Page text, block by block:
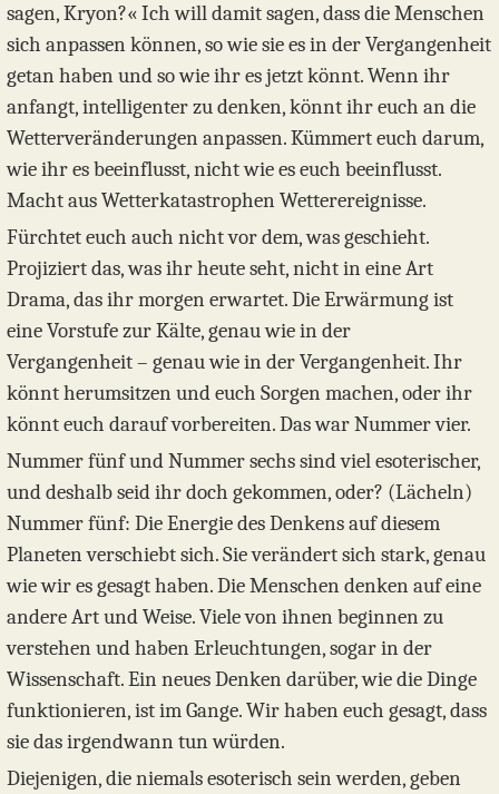
sagen, Kryon?« Ich will damit sagen, dass die Menschen
sich anpassen können, so wie sie es in der Vergangenheit
getan haben und so wie ihr es jetzt könnt. Wenn ihr
anfangt, intelligenter zu denken, könnt ihr euch an die
Wetterveränderungen anpassen. Kümmert euch darum,
wie ihr es beeinflusst, nicht wie es euch beeinflusst.
Macht aus Wetterkatastrophen Wetterereignisse.
Fürchtet euch auch nicht vor dem, was geschieht.
Projiziert das, was ihr heute seht, nicht in eine Art
Drama, das ihr morgen erwartet. Die Erwärmung ist
eine Vorstufe zur Kälte, genau wie in der
Vergangenheit – genau wie in der Vergangenheit. Ihr
könnt herumsitzen und euch Sorgen machen, oder ihr
könnt euch darauf vorbereiten. Das war Nummer vier.
Nummer fünf und Nummer sechs sind viel esoterischer,
und deshalb seid ihr doch gekommen, oder? (Lächeln)
Nummer fünf: Die Energie des Denkens auf diesem
Planeten verschiebt sich. Sie verändert sich stark, genau
wie wir es gesagt haben. Die Menschen denken auf eine
andere Art und Weise. Viele von ihnen beginnen zu
verstehen und haben Erleuchtungen, sogar in der
Wissenschaft. Ein neues Denken darüber, wie die Dinge
funktionieren, ist im Gange. Wir haben euch gesagt, dass
sie das irgendwann tun würden.
Diejenigen, die niemals esoterisch sein werden, geben